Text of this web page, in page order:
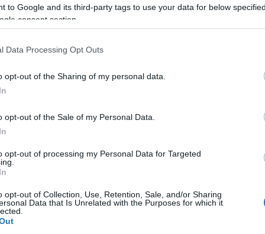
to Google and its third-party tags to use your data for below
consent section.
Data Processing Opt Outs
opt-out of the Sharing of my personal data.
opt-out of the Sale of my Personal Data.
opt-out of processing my Personal Data for Targeted
opt-out of Collection, Use, Retention, Sale, and/or Sharing
Data that Is Unrelated with the Purposes for which it
Υγείας Ανωγείων
οι πρώτες βοήθειες χωρίς να